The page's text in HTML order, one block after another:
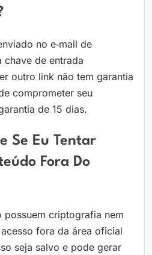
no e‑mail de
de entrada
outro link não tem garantia
comprometer seu
de 15 dias.
Se Eu Tentar
Fora Do
possuem criptografia nem
fora da área oficial
seja salvo e pode gerar